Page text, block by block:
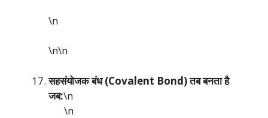
\n
\n\n
सहसंयोजक बंध (Covalent Bond) तब बनता है
जब:\n
\n